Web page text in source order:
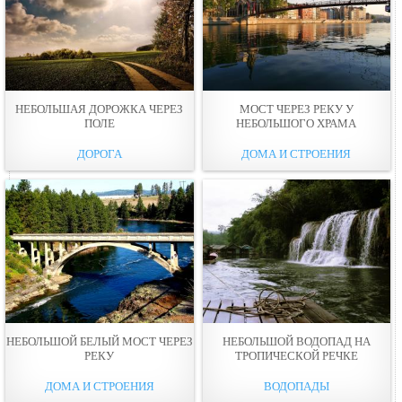
НЕБОЛЬШАЯ ДОРОЖКА ЧЕРЕЗ
ПОЛЕ
ДОРОГА
МОСТ ЧЕРЕЗ РЕКУ У
НЕБОЛЬШОГО ХРАМА
ДОМА И СТРОЕНИЯ
НЕБОЛЬШОЙ БЕЛЫЙ МОСТ ЧЕРЕЗ
РЕКУ
ДОМА И СТРОЕНИЯ
НЕБОЛЬШОЙ ВОДОПАД НА
ТРОПИЧЕСКОЙ РЕЧКЕ
ВОДОПАДЫ